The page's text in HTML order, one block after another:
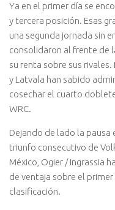
Ya en el primer día se
y tercera posición. Esas
una segunda jornada sin
consolidaron al frente de
su renta sobre sus
y Latvala han sabido
cosechar el cuarto
WRC.
Dejando de lado la
triunfo consecutivo de
México, Ogier / Ingrassia
de ventaja sobre el
clasificación.